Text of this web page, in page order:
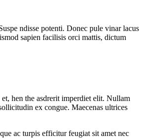
ndisse potenti. Donec pule vinar lacus
sapien facilisis orci mattis, dictum
hen the asdrerit imperdiet elit. Nullam
ex congue. Maecenas ultrices
ac turpis efficitur feugiat sit amet nec